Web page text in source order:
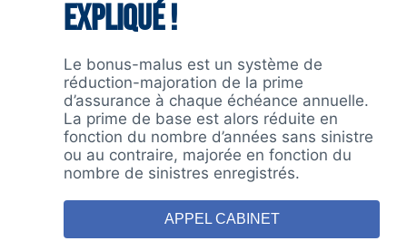
expliqué !
Le bonus-malus est un système de
réduction-majoration de la prime
d’assurance à chaque échéance annuelle.
La prime de base est alors réduite en
fonction du nombre d’années sans sinistre
ou au contraire, majorée en fonction du
nombre de sinistres enregistrés.
APPEL CABINET